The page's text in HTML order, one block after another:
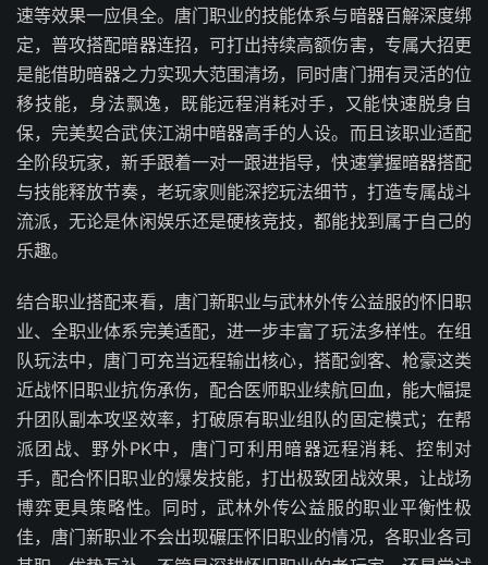
速等效果一应俱全。唐门职业的技能体系与暗器百解深度绑
定，普攻搭配暗器连招，可打出持续高额伤害，专属大招更
是能借助暗器之力实现大范围清场，同时唐门拥有灵活的位
移技能，身法飘逸，既能远程消耗对手，又能快速脱身自
保，完美契合武侠江湖中暗器高手的人设。而且该职业适配
全阶段玩家，新手跟着一对一跟进指导，快速掌握暗器搭配
与技能释放节奏，老玩家则能深挖玩法细节，打造专属战斗
流派，无论是休闲娱乐还是硬核竞技，都能找到属于自己的
乐趣。
结合职业搭配来看，唐门新职业与武林外传公益服的怀旧职
业、全职业体系完美适配，进一步丰富了玩法多样性。在组
队玩法中，唐门可充当远程输出核心，搭配剑客、枪豪这类
近战怀旧职业抗伤承伤，配合医师职业续航回血，能大幅提
升团队副本攻坚效率，打破原有职业组队的固定模式；在帮
派团战、野外PK中，唐门可利用暗器远程消耗、控制对
手，配合怀旧职业的爆发技能，打出极致团战效果，让战场
博弈更具策略性。同时，武林外传公益服的职业平衡性极
佳，唐门新职业不会出现碾压怀旧职业的情况，各职业各司